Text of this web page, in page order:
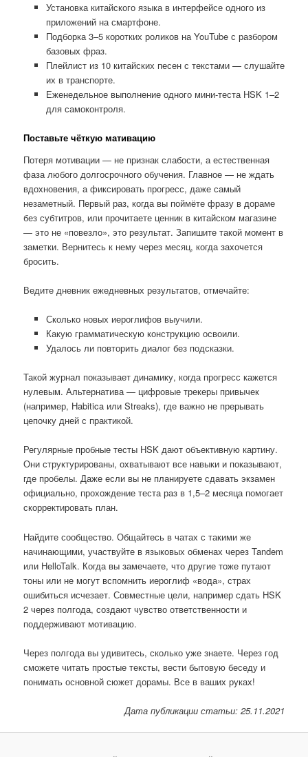
Установка китайского языка в интерфейсе одного из
приложений на смартфоне.
Подборка 3–5 коротких роликов на YouTube с разбором
базовых фраз.
Плейлист из 10 китайских песен с текстами — слушайте
их в транспорте.
Еженедельное выполнение одного мини-теста HSK 1–2
для самоконтроля.
Поставьте чёткую мативацию
Потеря мотивации — не признак слабости, а естественная
фаза любого долгосрочного обучения. Главное — не ждать
вдохновения, а фиксировать прогресс, даже самый
незаметный. Первый раз, когда вы поймёте фразу в дораме
без субтитров, или прочитаете ценник в китайском магазине
— это не «повезло», это результат. Запишите такой момент в
заметки. Вернитесь к нему через месяц, когда захочется
бросить.
Ведите дневник ежедневных результатов, отмечайте:
Сколько новых иероглифов выучили.
Какую грамматическую конструкцию освоили.
Удалось ли повторить диалог без подсказки.
Такой журнал показывает динамику, когда прогресс кажется
нулевым. Альтернатива — цифровые трекеры привычек
(например, Habitica или Streaks), где важно не прерывать
цепочку дней с практикой.
Регулярные пробные тесты HSK дают объективную картину.
Они структурированы, охватывают все навыки и показывают,
где пробелы. Даже если вы не планируете сдавать экзамен
официально, прохождение теста раз в 1,5–2 месяца помогает
скорректировать план.
Найдите сообщество. Общайтесь в чатах с такими же
начинающими, участвуйте в языковых обменах через Tandem
или HelloTalk. Когда вы замечаете, что другие тоже путают
тоны или не могут вспомнить иероглиф «вода», страх
ошибиться исчезает. Совместные цели, например сдать HSK
2 через полгода, создают чувство ответственности и
поддерживают мотивацию.
Через полгода вы удивитесь, сколько уже знаете. Через год
сможете читать простые тексты, вести бытовую беседу и
понимать основной сюжет дорамы. Все в ваших руках!
Дата публикации статьи: 25.11.2021